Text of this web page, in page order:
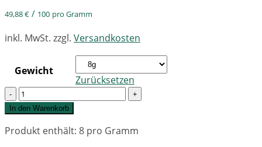
49,88€ / 100 pro Gramm
inkl. MwSt. zzgl. Versandkosten
Gewicht
Zurücksetzen
Quantity
In den Warenkorb
Produkt enthält: 8 pro Gramm